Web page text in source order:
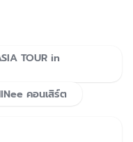
TOUR in
คอนเสิร์ต